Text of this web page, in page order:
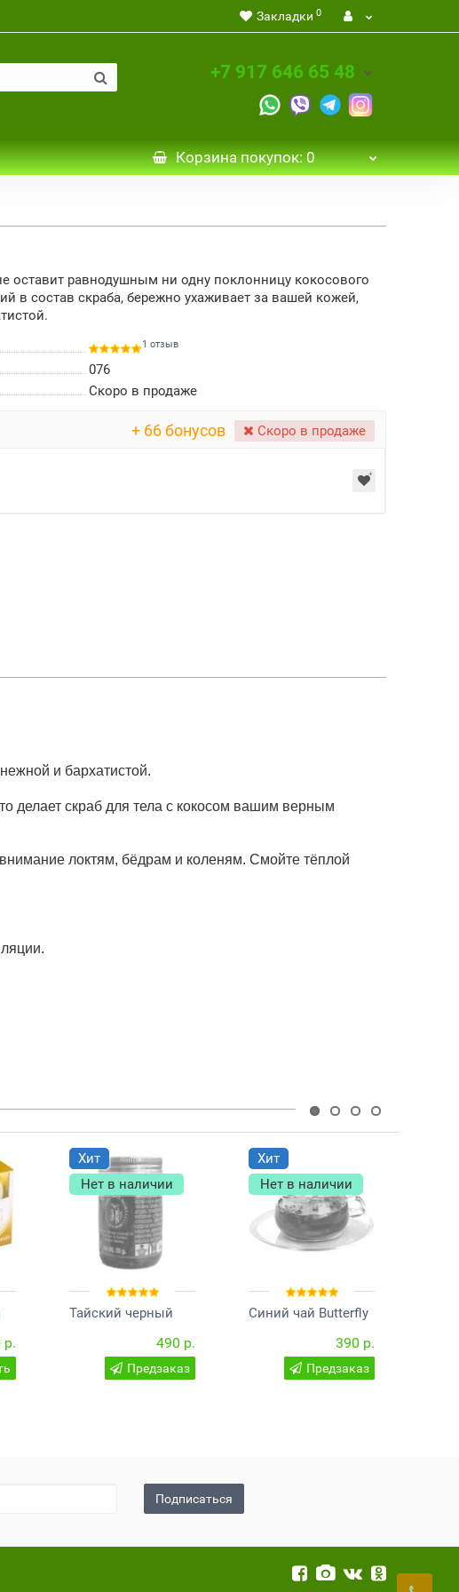
Закладки 0
+7 917 646 65 48
Корзинапокупок: 0
оставит равнодушным ни одну поклонницу кокосового
в состав скраба, бережно ухаживает за вашей кожей,
1 отзыв
076
Скоро в продаже
+ 66 бонусов Скоро в продаже
и бархатистой.
делает скраб для тела с кокосом вашим верным
локтям, бёдрам и коленям. Смойте тёплой
р.
Хит
Нет в наличии
Тайский черный
гр.Thai herb
490 р.
Предзаказ
Хит
Нет в наличии
Синий чай Butterfly
390 р.
Предзаказ
Подписаться